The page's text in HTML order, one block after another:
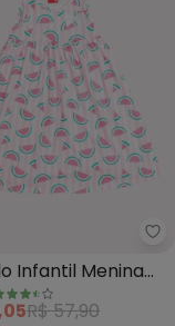
Godê
Infantil Menina
(Rosa)
R$ 57,90